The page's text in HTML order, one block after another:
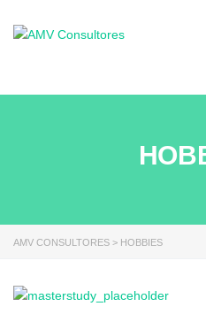
AMV CONSULTORES > HOBBIES